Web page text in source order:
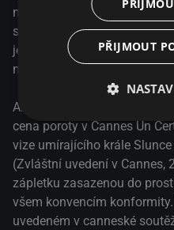
nejvyššími patry politiky a
spoluobčanů. Objevují se
jejíž strašidelná přítomnost
návrat francouzských
Albert Serra, režisér
cena poroty v Cannes Un
vize umírajícího krále
(Zvláštní uvedení v Cannes,
zápletku zasazenou do
všem konvencím
uvedeném v canneské
PŘIJMOUT